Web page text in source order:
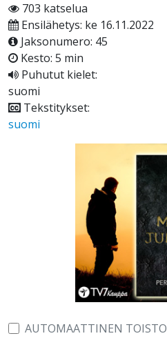
703 katselua
Ensilähetys: ke 16.11.2022
Jaksonumero: 45
Kesto: 5 min
Puhutut kielet:
suomi
Tekstitykset:
suomi
AUTOMAATTINEN TOISTO